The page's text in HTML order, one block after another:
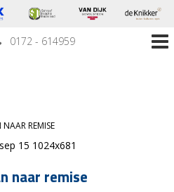
0172 - 614959
REMISE
naar remise